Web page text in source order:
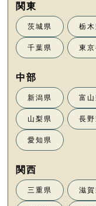
茨城県 栃
千葉県 東
新潟県 富
山梨県 長
愛知県
三重県 滋